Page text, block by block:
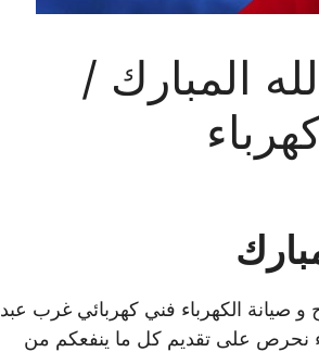
المبارك /
و صيانة الكهرباء فني كهربائي غرب عبد
نحرص على تقديم كل ما ينفعكم من